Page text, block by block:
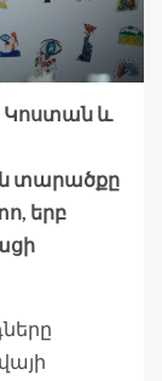
Կոստան և
տարածքը
երբ